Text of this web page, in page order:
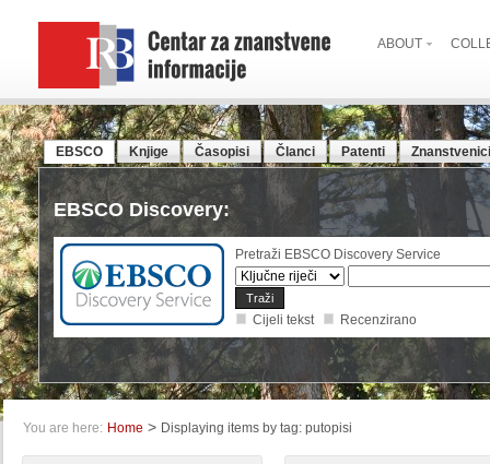
ABOUT
EBSCO Knjige Časopisi Članci Patenti
EBSCO Discovery:
Pretraži EBSCO Discovery Service
Cijeli tekst Recenzirano
You are here: Home > Displaying items by tag: putopisi